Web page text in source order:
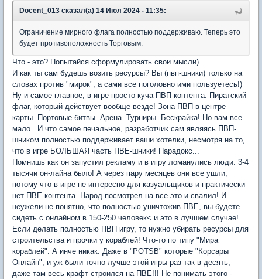
Docent_013 сказал(а) 14 Июл 2024 - 11:35:
Ограничение мирного флага полностью поддерживаю. Теперь это
будет противоположность Торговым.
Что - это? Попытайся сформулировать свои мысли)
И как ты сам будешь возить ресурсы? Вы (пвп-шники) только на
словах против "мирок", а сами все поголовно ими пользуетесь!)
Ну и самое главное, в игре просто куча ПВП-контента: Пиратский
флаг, который действует вообще везде! Зона ПВП в центре
карты. Портовые битвы. Арена. Турниры. Бескрайка! Но вам все
мало...И что самое печальное, разработчик сам являясь ПВП-
шником полностью поддерживает ваши хотелки, несмотря на то,
что в игре БОЛЬШАЯ часть ПВЕ-шники! Парадокс...
Помнишь как он запустил рекламу и в игру ломанулись люди. 3-4
тысячи он-лайна было! А через пару месяцев они все ушли,
потому что в игре не интересно для казуальщиков и практически
нет ПВЕ-контента. Народ посмотрел на все это и свалил! И
неужели не понятно, что полностью уничтожив ПВЕ, вы будете
сидеть с онлайном в 150-250 человек< и это в лучшем случае!
Если делать полностью ПВП игру, то нужно убирать ресурсы для
строительства и прочки у кораблей! Что-то по типу "Мира
кораблей". А инче никак. Даже в "POTSB" которые "Корсары
Онлайн", и уж были точно лучше этой игры раз так в десять,
даже там весь крафт строился на ПВЕ!!! Не понимать этого -